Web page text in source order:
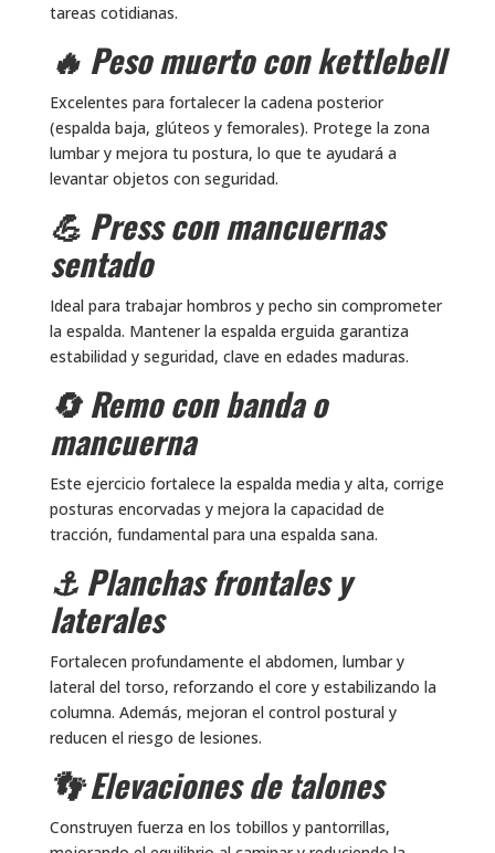
tareas cotidianas.
🔥 Peso muerto con kettlebell
Excelentes para fortalecer la cadena posterior
(espalda baja, glúteos y femorales). Protege la zona
lumbar y mejora tu postura, lo que te ayudará a
levantar objetos con seguridad.
💪 Press con mancuernas
sentado
Ideal para trabajar hombros y pecho sin comprometer
la espalda. Mantener la espalda erguida garantiza
estabilidad y seguridad, clave en edades maduras.
🔄 Remo con banda o
mancuerna
Este ejercicio fortalece la espalda media y alta, corrige
posturas encorvadas y mejora la capacidad de
tracción, fundamental para una espalda sana.
⚓ Planchas frontales y
laterales
Fortalecen profundamente el abdomen, lumbar y
lateral del torso, reforzando el core y estabilizando la
columna. Además, mejoran el control postural y
reducen el riesgo de lesiones.
👣 Elevaciones de talones
Construyen fuerza en los tobillos y pantorrillas,